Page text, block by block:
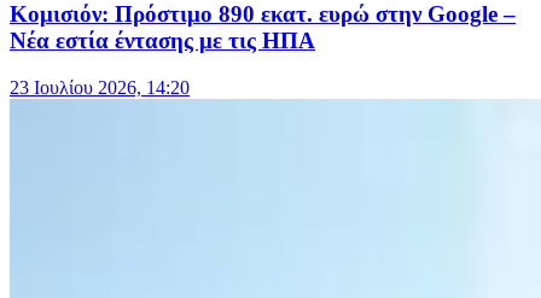
Κομισιόν: Πρόστιμο 890 εκατ. ευρώ στην Google –
Νέα εστία έντασης με τις ΗΠΑ
23 Ιουλίου 2026, 14:20